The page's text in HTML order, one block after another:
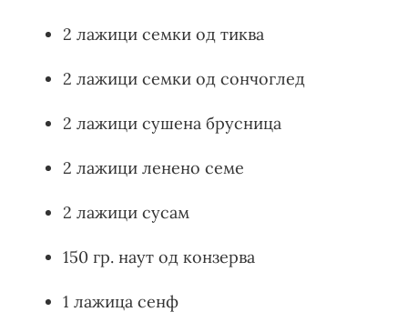
2 лажици семки од тиква
2 лажици семки од сончоглед
2 лажици сушена брусница
2 лажици ленено семе
2 лажици сусам
150 гр. наут од конзерва
1 лажица сенф